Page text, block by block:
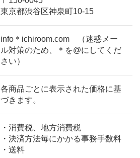
東京都渋谷区神泉町10-15
info＊ichiroom.com （迷惑メー
ル対策のため、＊を@にしてくだ
さい）
各商品ごとに表示された価格に基
づきます。
・消費税、地方消費税
・決済方法毎にかかる事務手数料
・送料